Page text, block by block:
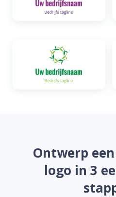
Ontwerp
logo in 3